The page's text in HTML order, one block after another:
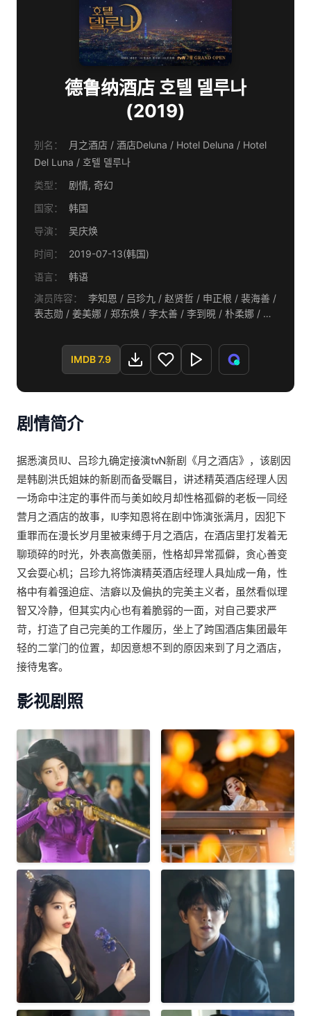
德鲁纳酒店 호텔 델루나
(2019)
别名：
月之酒店 / 酒店Deluna / Hotel Deluna / Hotel
Del Luna / 호텔 델루나
类型：
剧情, 奇幻
国家：
韩国
导演：
吴庆焕
时间：
2019-07-13(韩国)
语言：
韩语
演员阵容：
李知恩 / 吕珍九 / 赵贤哲 / 申正根 / 裴海善 /
表志勋 / 姜美娜 / 郑东焕 / 李太善 / 李到晛 / 朴柔娜 / 徐
IMDB 7.9
剧情简介
据悉演员IU、吕珍九确定接演tvN新剧《月之酒店》，该剧因
是韩剧洪氏姐妹的新剧而备受瞩目，讲述精英酒店经理人因
一场命中注定的事件而与美如皎月却性格孤僻的老板一同经
营月之酒店的故事，IU李知恩将在剧中饰演张满月，因犯下
重罪而在漫长岁月里被束缚于月之酒店，在酒店里打发着无
聊琐碎的时光，外表高傲美丽，性格却异常孤僻，贪心善变
又会耍心机；吕珍九将饰演精英酒店经理人具灿成一角，性
格中有着强迫症、洁癖以及偏执的完美主义者，虽然看似理
智又冷静，但其实内心也有着脆弱的一面，对自己要求严
苛，打造了自己完美的工作履历，坐上了跨国酒店集团最年
轻的二掌门的位置，却因意想不到的原因来到了月之酒店，
接待鬼客。
影视剧照